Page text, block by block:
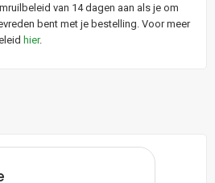
van 14 dagen aan als je om
bent met je bestelling. Voor meer
hier.